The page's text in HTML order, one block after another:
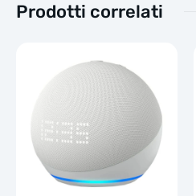
Prodotti correlati